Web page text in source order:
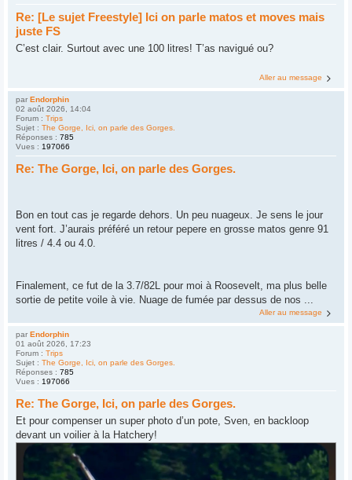
Re: [Le sujet Freestyle] Ici on parle matos et moves mais
juste FS
C’est clair. Surtout avec une 100 litres! T’as navigué ou?
Aller au message
par Endorphin
02 août 2026, 14:04
Forum : Trips
Sujet : The Gorge, Ici, on parle des Gorges.
Réponses : 785
Vues : 197066
Re: The Gorge, Ici, on parle des Gorges.
Bon en tout cas je regarde dehors. Un peu nuageux. Je sens le jour
vent fort. J’aurais préféré un retour pepere en grosse matos genre 91
litres / 4.4 ou 4.0.
Finalement, ce fut de la 3.7/82L pour moi à Roosevelt, ma plus belle
sortie de petite voile à vie. Nuage de fumée par dessus de nos ...
Aller au message
par Endorphin
01 août 2026, 17:23
Forum : Trips
Sujet : The Gorge, Ici, on parle des Gorges.
Réponses : 785
Vues : 197066
Re: The Gorge, Ici, on parle des Gorges.
Et pour compenser un super photo d’un pote, Sven, en backloop
devant un voilier à la Hatchery!